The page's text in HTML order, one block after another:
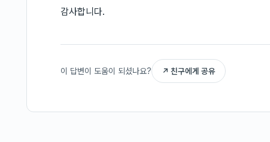
감사합니다.
이 답변이 도움이 되셨나요? ↗ 친구에게 공유